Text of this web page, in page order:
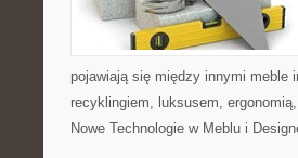
pojawiają się między innymi meble
recyklingiem, luksusem,
Nowe Technologie w Meblu i